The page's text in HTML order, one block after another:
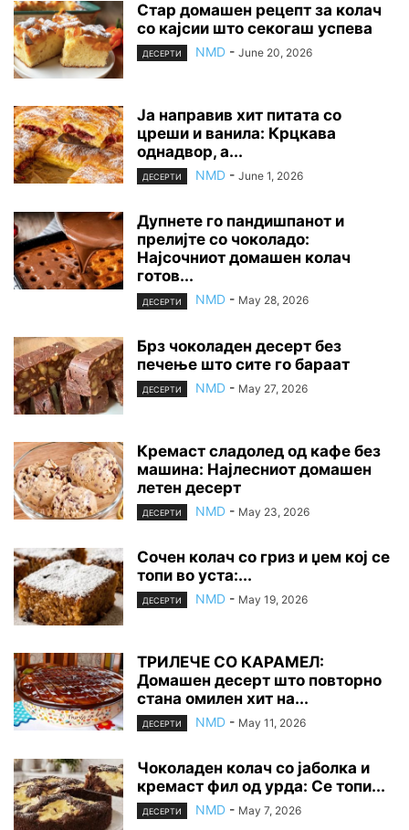
Стар домашен рецепт за колач
со кајсии што секогаш успева
ДЕСЕРТИ NMD - June 20, 2026
Ја направив хит питата со
цреши и ванила: Крцкава
однадвор, а...
ДЕСЕРТИ NMD - June 1, 2026
Дупнете го пандишпанот и
прелијте со чоколадо:
Најсочниот домашен колач
готов...
ДЕСЕРТИ NMD - May 28, 2026
Брз чоколаден десерт без
печење што сите го бараат
ДЕСЕРТИ NMD - May 27, 2026
Кремаст сладолед од кафе без
машина: Најлесниот домашен
летен десерт
ДЕСЕРТИ NMD - May 23, 2026
Сочен колач со гриз и џем кој се
топи во уста:...
ДЕСЕРТИ NMD - May 19, 2026
ТРИЛЕЧЕ СО КАРАМЕЛ:
Домашен десерт што повторно
стана омилен хит на...
ДЕСЕРТИ NMD - May 11, 2026
Чоколаден колач со јаболка и
кремаст фил од урда: Се топи...
ДЕСЕРТИ NMD - May 7, 2026